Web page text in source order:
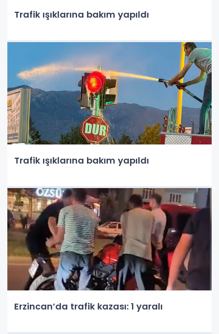
Trafik ışıklarına bakım yapıldı
Trafik ışıklarına bakım yapıldı
Erzincan’da trafik kazası: 1 yaralı